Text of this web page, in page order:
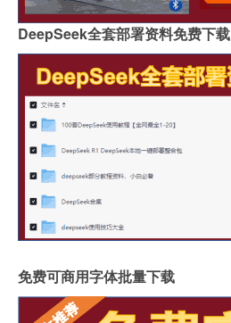
DeepSeek全套部署资料免费下载
免费可商用字体批量下载